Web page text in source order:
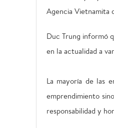
Agencia Vietnamita
Duc Trung informó
en la actualidad a
La mayoría de las
emprendimiento
responsabilidad y